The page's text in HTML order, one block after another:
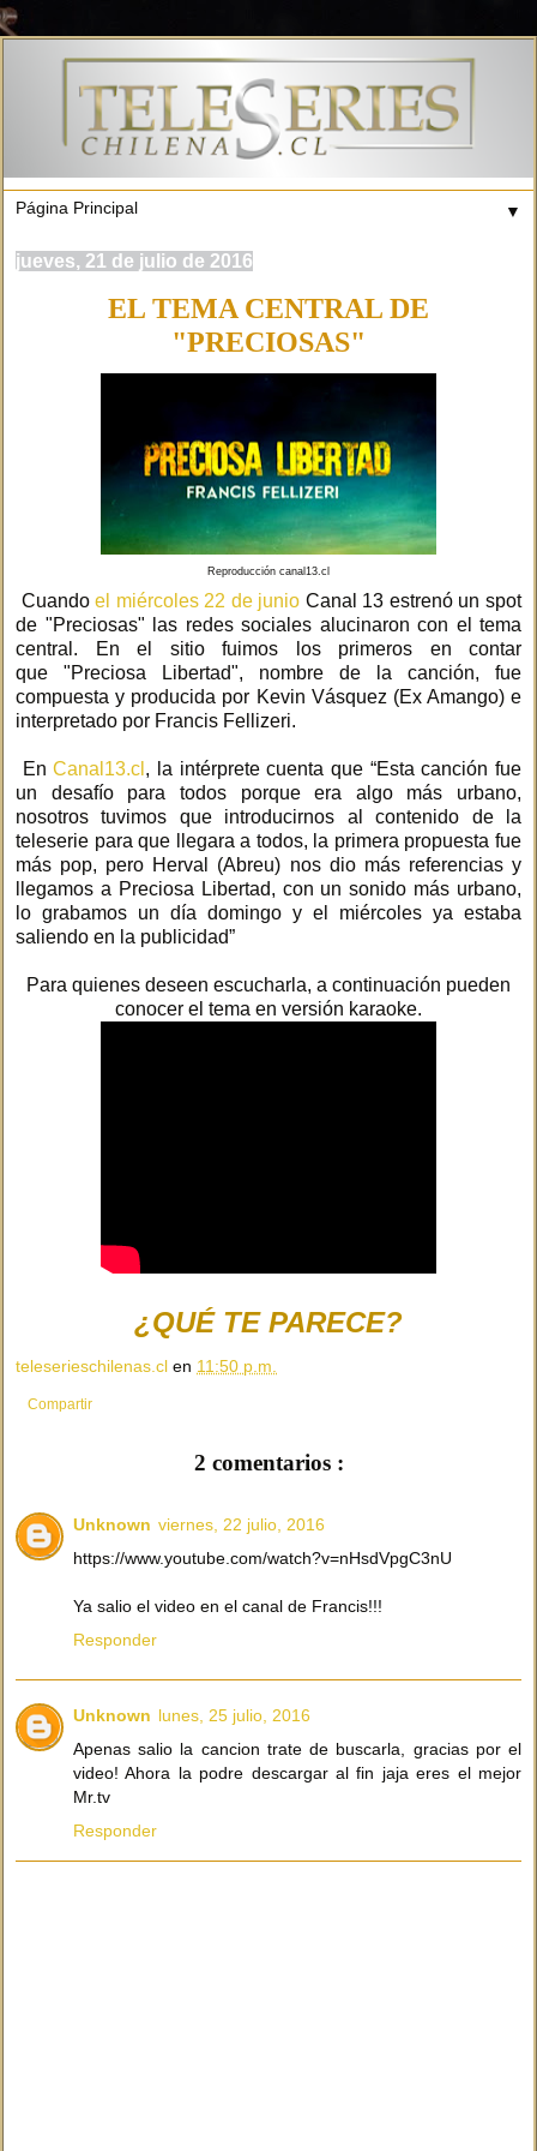
▼
jueves, 21 de julio de 2016
EL TEMA CENTRAL DE
"PRECIOSAS"
Reproducción canal13.cl
Cuandoel miércoles 22 de junio Canal 13 estrenó un spot
de "Preciosas" las redes sociales alucinaron con el tema
central. En el sitio fuimos los primeros en contar
que "Preciosa Libertad", nombre de la canción, fue
compuesta y producida por Kevin Vásquez (Ex Amango) e
interpretado por Francis Fellizeri.
EnCanal13.cl , la intérprete cuenta que “Esta canción fue
un desafío para todos porque era algo más urbano,
nosotros tuvimos que introducirnos al contenido de la
teleserie para que llegara a todos, la primera propuesta fue
más pop, pero Herval (Abreu) nos dio más referencias y
llegamos a Preciosa Libertad, con un sonido más urbano,
lo grabamos un día domingo y el miércoles ya estaba
saliendo en la publicidad”
Para quienes deseen escucharla, a continuación pueden
conocer el tema en versión karaoke.
¿QUÉ TE PARECE?
teleserieschilenas.cl en 11:50 p.m.
Compartir
2 comentarios :
Unknown viernes, 22 julio, 2016
https://www.youtube.com/watch?v=nHsdVpgC3nU
Ya salio el video en el canal de Francis!!!
Responder
Unknown lunes, 25 julio, 2016
Apenas salio la cancion trate de buscarla, gracias por el
video! Ahora la podre descargar al fin jaja eres el mejor
Mr.tv
Responder